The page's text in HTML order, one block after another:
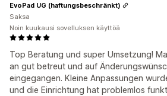
Top Beratung und super Umsetzung!
an gut betreut und auf
eingegangen. Kleine Anpassungen
und die Einrichtung hat problemlos
EvoPad UG (haftungsbeschränkt)
Saksa
Noin kuukausi sovelluksen käyttöä